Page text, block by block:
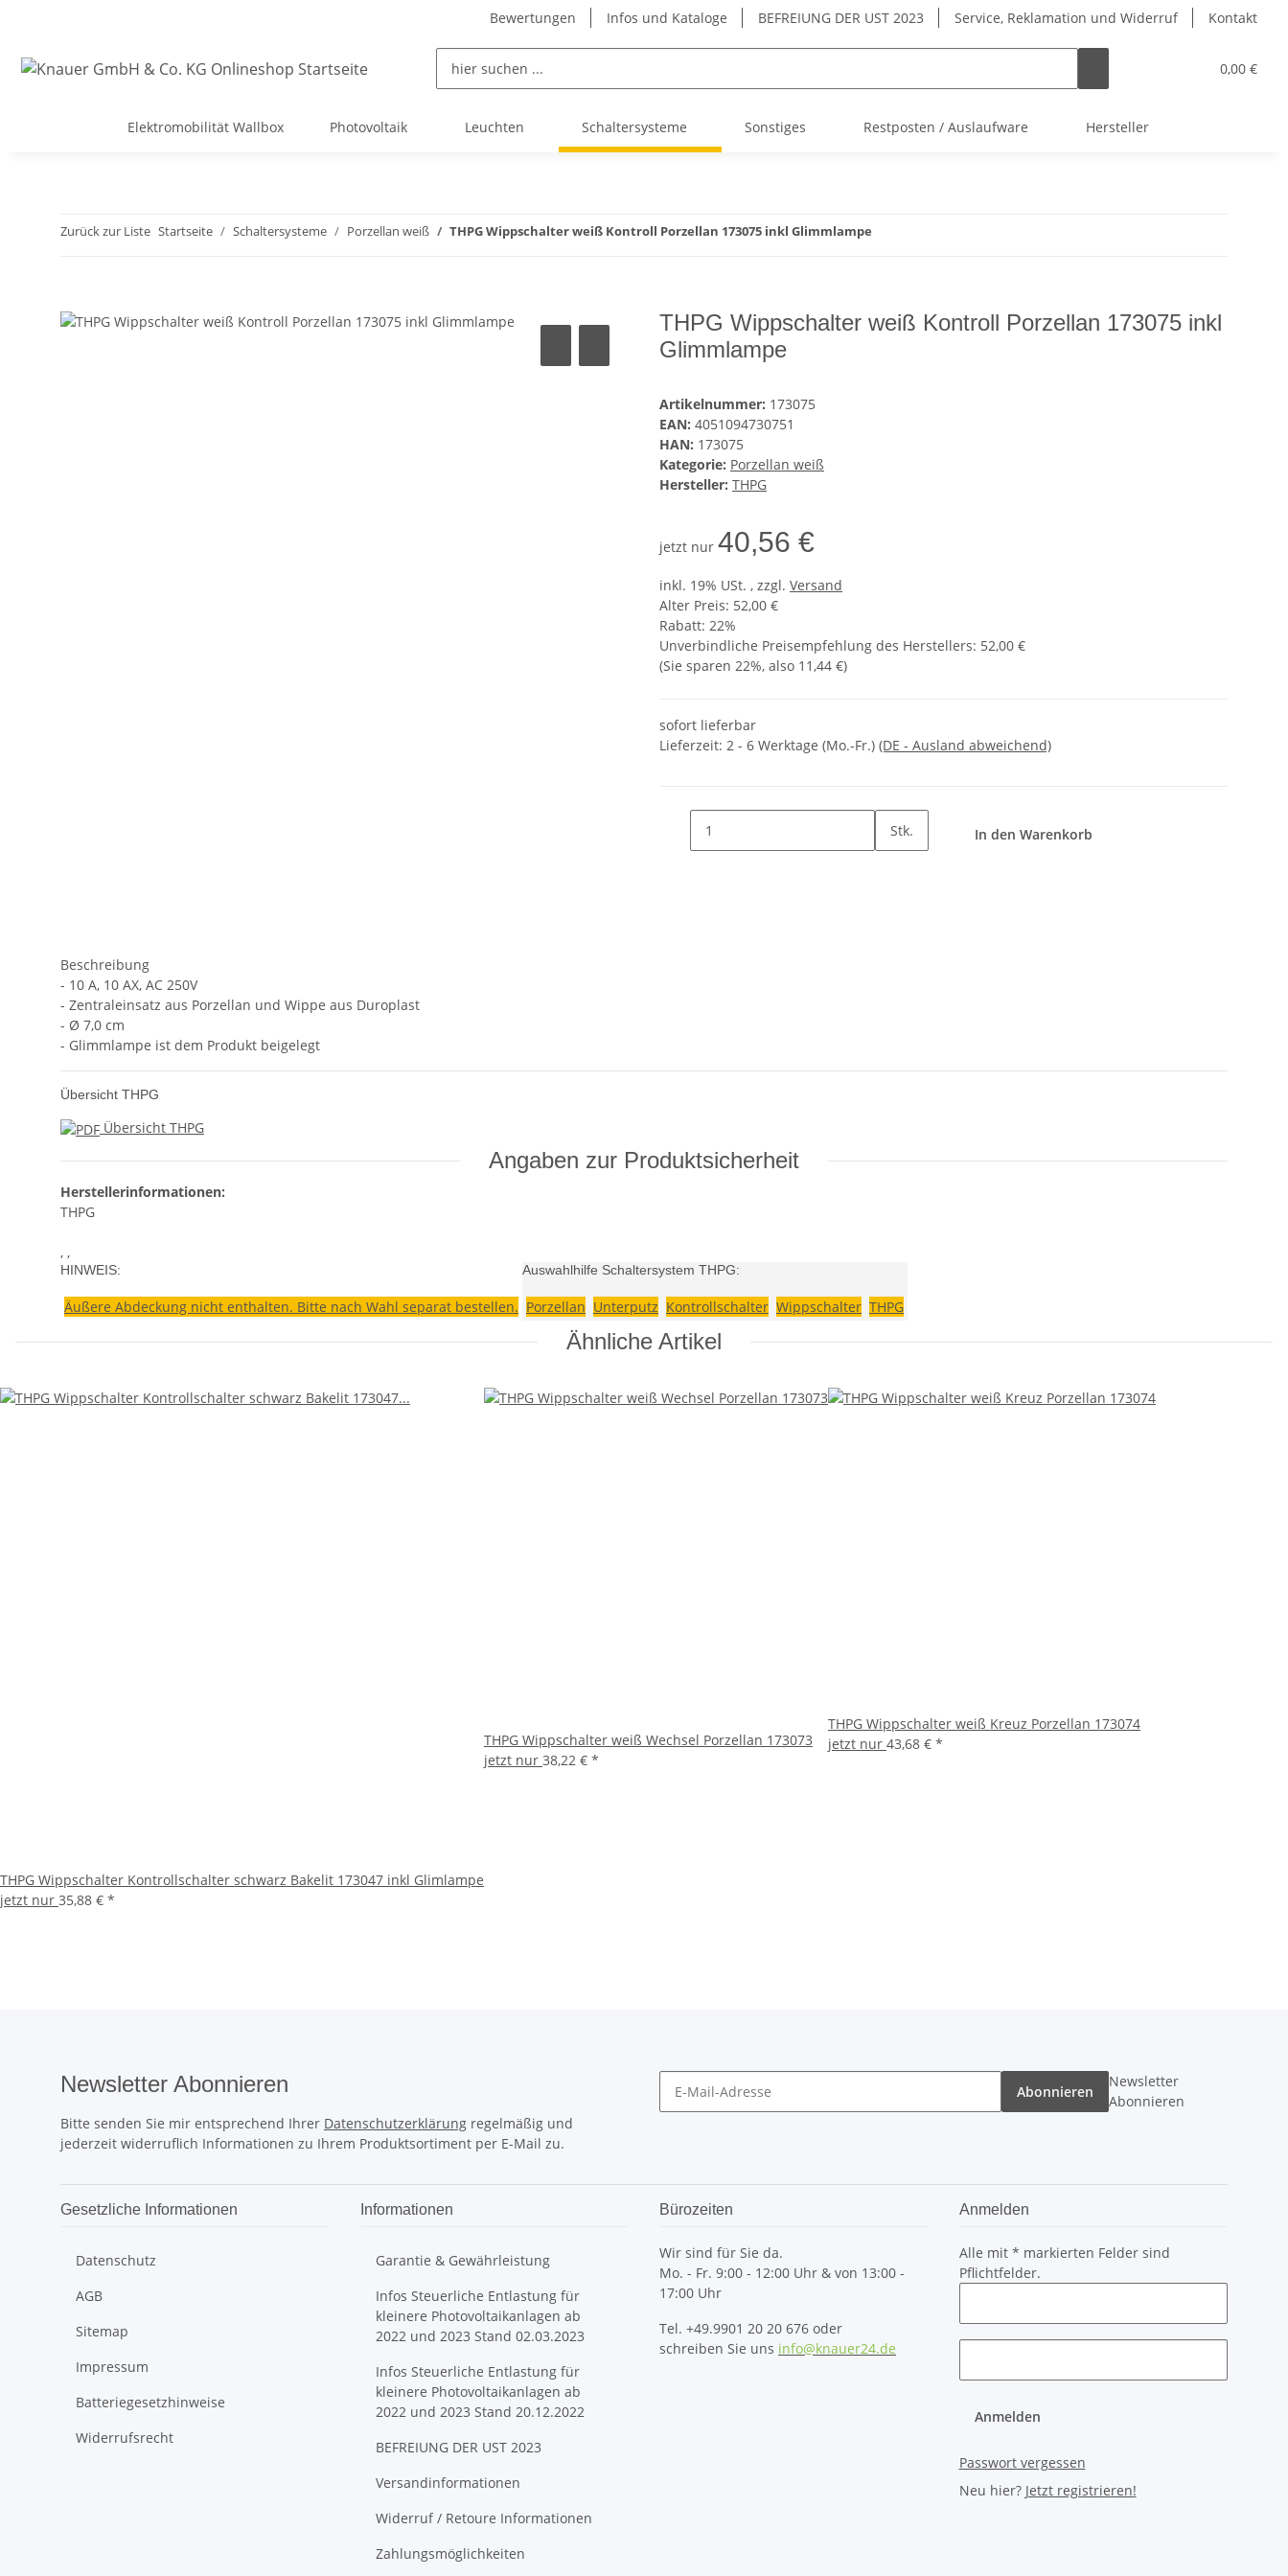
Bewertungen Infos und Kataloge BEFREIUNG DER UST 2023 Service, Reklamation und Widerruf Kontakt
0,00 €
Elektromobilität Wallbox Photovoltaik Leuchten Schaltersysteme Sonstiges Restposten / Auslaufware Hersteller
Zurück zur Liste Startseite Schaltersysteme Porzellan weiß THPG Wippschalter weiß Kontroll Porzellan 173075 inkl Glimmlampe
THPG Wippschalter weiß Kontroll Porzellan 173075 inkl
Glimmlampe
Artikelnummer: 173075
EAN: 4051094730751
HAN: 173075
Kategorie: Porzellan weiß
Hersteller: THPG
jetzt nur 40,56 €
inkl. 19% USt. , zzgl. Versand
Alter Preis: 52,00 €
Rabatt: 22%
Unverbindliche Preisempfehlung des Herstellers: 52,00 €
(Sie sparen 22%, also 11,44 €)
sofort lieferbar
Lieferzeit: 2 - 6 Werktage (Mo.-Fr.) (DE - Ausland abweichend)
Stk. In den Warenkorb
Beschreibung
- 10 A, 10 AX, AC 250V
- Zentraleinsatz aus Porzellan und Wippe aus Duroplast
- Ø 7,0 cm
- Glimmlampe ist dem Produkt beigelegt
Übersicht THPG
Übersicht THPG
Angaben zur Produktsicherheit
Herstellerinformationen:
THPG
, ,
HINWEIS:
Äußere Abdeckung nicht enthalten. Bitte nach Wahl separat bestellen.
Auswahlhilfe Schaltersystem THPG:
Porzellan Unterputz Kontrollschalter Wippschalter THPG
Ähnliche Artikel
THPG Wippschalter Kontrollschalter schwarz Bakelit 173047 inkl Glimlampe
jetzt nur 35,88 € *
THPG Wippschalter weiß Wechsel Porzellan 173073
jetzt nur 38,22 € *
THPG Wippschalter weiß Kreuz Porzellan 173074
jetzt nur 43,68 € *
Newsletter Abonnieren
Bitte senden Sie mir entsprechend Ihrer Datenschutzerklärung regelmäßig und
jederzeit widerruflich Informationen zu Ihrem Produktsortiment per E-Mail zu.
Abonnieren
Newsletter
Abonnieren
Gesetzliche Informationen
Datenschutz
AGB
Sitemap
Impressum
Batteriegesetzhinweise
Widerrufsrecht
Informationen
Garantie & Gewährleistung
Infos Steuerliche Entlastung für
kleinere Photovoltaikanlagen ab
2022 und 2023 Stand 02.03.2023
Infos Steuerliche Entlastung für
kleinere Photovoltaikanlagen ab
2022 und 2023 Stand 20.12.2022
BEFREIUNG DER UST 2023
Versandinformationen
Widerruf / Retoure Informationen
Zahlungsmöglichkeiten
Bürozeiten
Wir sind für Sie da.
Mo. - Fr. 9:00 - 12:00 Uhr & von 13:00 -
17:00 Uhr
Tel. +49.9901 20 20 676 oder
schreiben Sie uns info@knauer24.de
Anmelden
Alle mit * markierten Felder sind
Pflichtfelder.
Anmelden
Passwort vergessen
Neu hier? Jetzt registrieren!